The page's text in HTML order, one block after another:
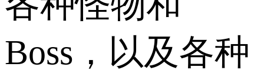
Boss，以及各种